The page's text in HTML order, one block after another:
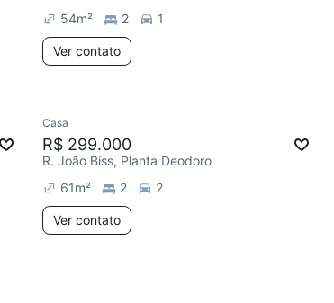
54m² 2 1
Ver contato
Casa
R$ 299.000
R. João Biss, Planta Deodoro
61m² 2 2
Ver contato